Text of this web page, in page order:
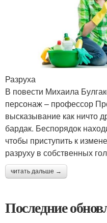
Разруха
В повести Михаила
персонаж – профессор
высказывание как ничто
бардак. Беспорядок
чтобы приступить к
разруху в собственных
читать дальше →
Последние